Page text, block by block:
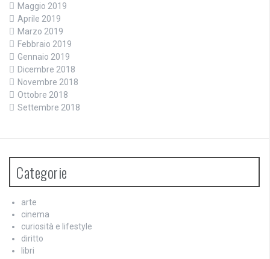
Maggio 2019
Aprile 2019
Marzo 2019
Febbraio 2019
Gennaio 2019
Dicembre 2018
Novembre 2018
Ottobre 2018
Settembre 2018
Categorie
arte
cinema
curiosità e lifestyle
diritto
libri